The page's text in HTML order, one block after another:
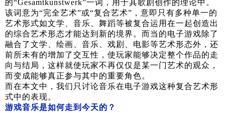
的“Gesamtkunstwerk”一词，用于其歌剧创作的理论中。
该词意为“完全艺术”或“复合艺术”，意即只有多种单一的
艺术形式如文学、音乐、舞蹈等被复合运用在一起创造出
的综合艺术形态才能达到新的境界。而当的电子游戏除了
融合了文学、绘画、音乐、戏剧、电影等艺术形态外，还
前所未有的增加了交互性，使玩家能够决定整个作品的走
向与结局，这样就使玩家不再仅仅是某一门艺术的观众，
而变成能够真正参与其中的重要角色。
而在本文中，我们只讨论音乐在电子游戏这种复合艺术形
式中的表现。
游戏音乐是如何走到今天的？